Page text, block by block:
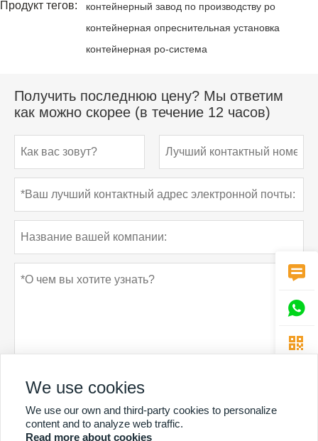
Продукт тегов:
контейнерный завод по производству ро
контейнерная опреснительная установка
контейнерная ро-система
Получить последнюю цену? Мы ответим
как можно скорее (в течение 12 часов)
отправить Политика конфиденциальности



We use cookies
We use our own and third-party cookies to personalize
content and to analyze web traffic.
Read more about cookies